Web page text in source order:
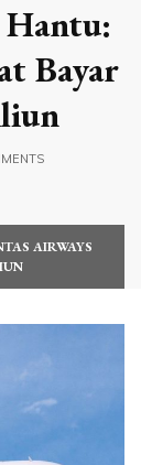
Hantu:
Bayar
AIRWAYS